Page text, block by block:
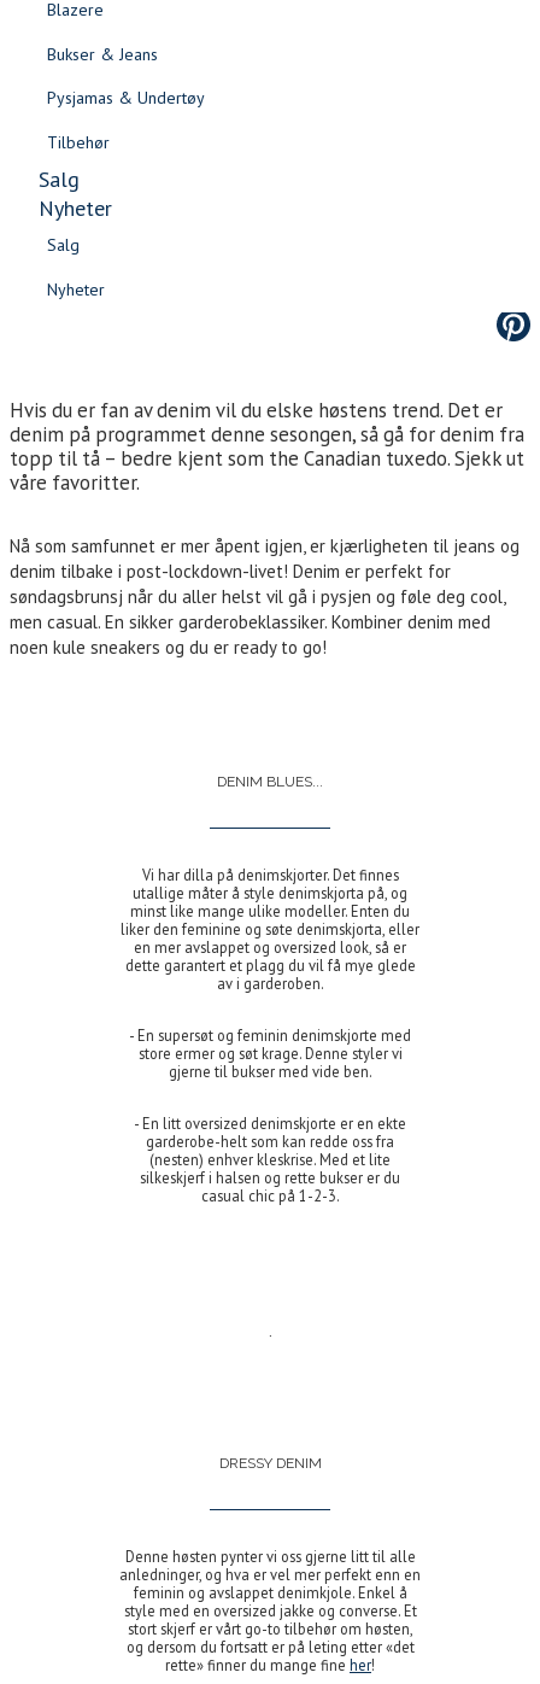
Skjorter & Bluser
Salg
Nyheter
Salg
Nyheter
Blazere
Bukser & Jeans
Pysjamas & Undertøy
Tilbehør
Salg
Nyheter
Salg
Nyheter
Hvis du er fan av denim vil du elske høstens trend. Det er
denim på programmet denne sesongen, så gå for denim fra
topp til tå – bedre kjent som the Canadian tuxedo. Sjekk ut
våre favoritter.
Nå som samfunnet er mer åpent igjen, er kjærligheten til jeans og
denim tilbake i post-lockdown-livet! Denim er perfekt for
søndagsbrunsj når du aller helst vil gå i pysjen og føle deg cool,
men casual. En sikker garderobeklassiker. Kombiner denim med
noen kule sneakers og du er ready to go!
DENIM BLUES...
Vi har dilla på denimskjorter. Det finnes
utallige måter å style denimskjorta på, og
minst like mange ulike modeller. Enten du
liker den feminine og søte denimskjorta, eller
en mer avslappet og oversized look, så er
dette garantert et plagg du vil få mye glede
av i garderoben.
- En supersøt og feminin denimskjorte med
store ermer og søt krage. Denne styler vi
gjerne til bukser med vide ben.
- En litt oversized denimskjorte er en ekte
garderobe-helt som kan redde oss fra
(nesten) enhver kleskrise. Med et lite
silkeskjerf i halsen og rette bukser er du
casual chic på 1-2-3.
.
DRESSY DENIM
Denne høsten pynter vi oss gjerne litt til alle
anledninger, og hva er vel mer perfekt enn en
feminin og avslappet denimkjole. Enkel å
style med en oversized jakke og converse. Et
stort skjerf er vårt go-to tilbehør om høsten,
og dersom du fortsatt er på leting etter «det
rette» finner du mange fine her!